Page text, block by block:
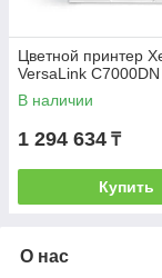
Цветной принтер
VersaLink C7000DN
В наличии
1 294 634 ₸
Купить
О нас